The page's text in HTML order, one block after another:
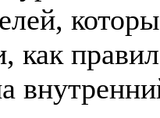
как